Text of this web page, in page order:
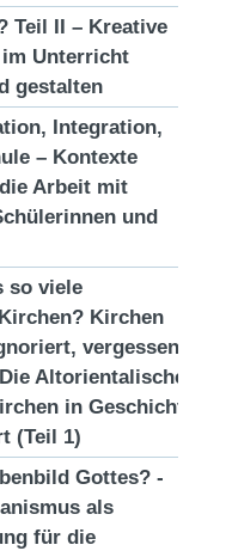
Teil II – Kreative
Unterricht
gestalten
Integration,
– Kontexte
Arbeit mit
und
so viele
Kirchen
vergessen,
Altorientalischen
in Geschichte
(Teil 1)
Gottes? -
als
für die